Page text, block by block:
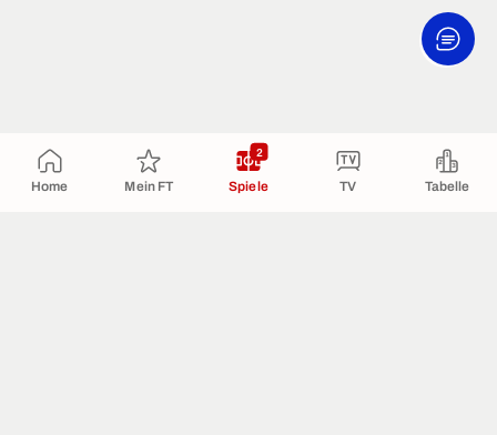
Home Mein FT Spiele
2
TV Tabelle